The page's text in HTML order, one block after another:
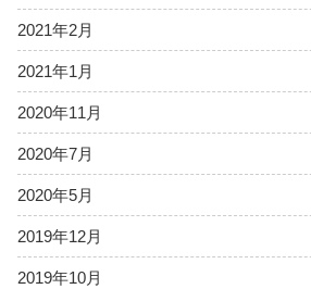
2021年2月
2021年1月
2020年11月
2020年7月
2020年5月
2019年12月
2019年10月